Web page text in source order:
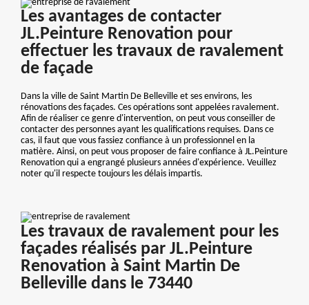
Les avantages de contacter
JL.Peinture Renovation pour
effectuer les travaux de ravalement
de façade
Dans la ville de Saint Martin De Belleville et ses environs, les
rénovations des façades. Ces opérations sont appelées ravalement.
Afin de réaliser ce genre d'intervention, on peut vous conseiller de
contacter des personnes ayant les qualifications requises. Dans ce
cas, il faut que vous fassiez confiance à un professionnel en la
matière. Ainsi, on peut vous proposer de faire confiance à JL.Peinture
Renovation qui a engrangé plusieurs années d'expérience. Veuillez
noter qu'il respecte toujours les délais impartis.
Les travaux de ravalement pour les
façades réalisés par JL.Peinture
Renovation à Saint Martin De
Belleville dans le 73440